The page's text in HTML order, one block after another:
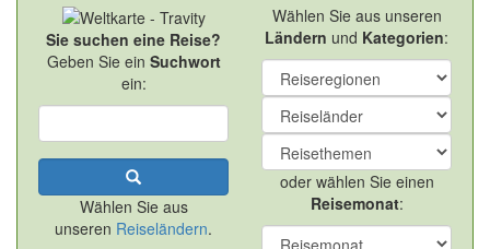
Sie suchen eine Reise?
Geben Sie ein Suchwort
ein:
Wählen Sie aus
unseren Reiseländern.
Wählen Sie aus unseren
Ländern und Kategorien:
oder wählen Sie einen
Reisemonat: